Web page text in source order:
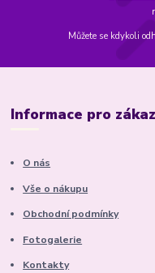
Můžete se kdykoli
Informace pro
O nás
Vše o nákupu
Obchodní podmínky
Fotogalerie
Kontakty